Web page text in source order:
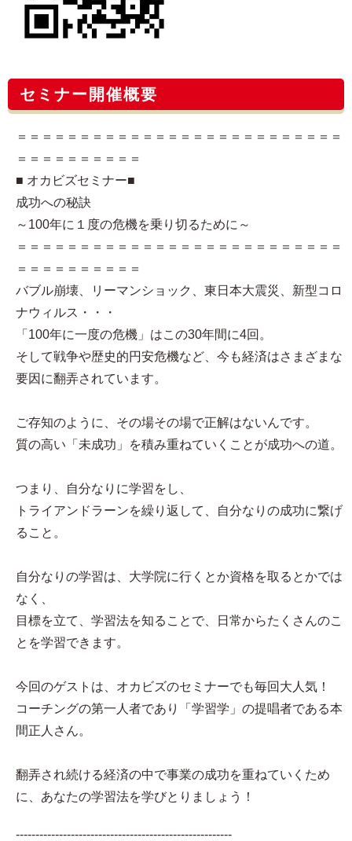
セミナー開催概要
＝＝＝＝＝＝＝＝＝＝＝＝＝＝＝＝＝＝＝＝＝＝＝＝＝＝
＝＝＝＝＝＝＝＝＝＝
■ オカビズセミナー■
成功への秘訣
～100年に１度の危機を乗り切るために～
＝＝＝＝＝＝＝＝＝＝＝＝＝＝＝＝＝＝＝＝＝＝＝＝＝＝
＝＝＝＝＝＝＝＝＝＝
バブル崩壊、リーマンショック、東日本大震災、新型コロ
ナウィルス・・・
「100年に一度の危機」はこの30年間に4回。
そして戦争や歴史的円安危機など、今も経済はさまざまな
要因に翻弄されています。
ご存知のように、その場その場で正解はないんです。
質の高い「未成功」を積み重ねていくことが成功への道。
つまり、自分なりに学習をし、
トライアンドラーンを繰り返して、自分なりの成功に繋げ
ること。
自分なりの学習は、大学院に行くとか資格を取るとかでは
なく、
目標を立て、学習法を知ることで、日常からたくさんのこ
とを学習できます。
今回のゲストは、オカビズのセミナーでも毎回大人気！
コーチングの第一人者であり「学習学」の提唱者である本
間正人さん。
翻弄され続ける経済の中で事業の成功を重ねていくため
に、あなたの学習法を学びとりましょう！
-------------------------------------------------------